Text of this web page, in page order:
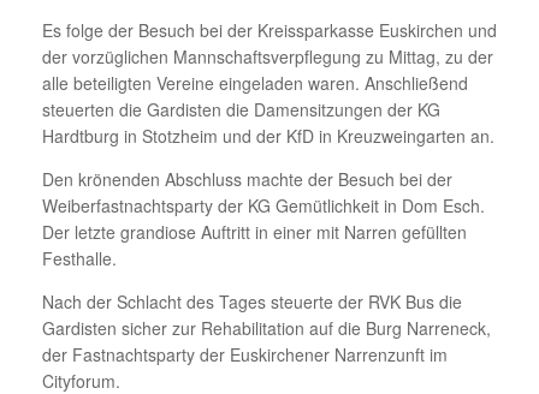
Es folge der Besuch bei der Kreissparkasse Euskirchen und
der vorzüglichen Mannschaftsverpflegung zu Mittag, zu der
alle beteiligten Vereine eingeladen waren. Anschließend
steuerten die Gardisten die Damensitzungen der KG
Hardtburg in Stotzheim und der KfD in Kreuzweingarten an.
Den krönenden Abschluss machte der Besuch bei der
Weiberfastnachtsparty der KG Gemütlichkeit in Dom Esch.
Der letzte grandiose Auftritt in einer mit Narren gefüllten
Festhalle.
Nach der Schlacht des Tages steuerte der RVK Bus die
Gardisten sicher zur Rehabilitation auf die Burg Narreneck,
der Fastnachtsparty der Euskirchener Narrenzunft im
Cityforum.